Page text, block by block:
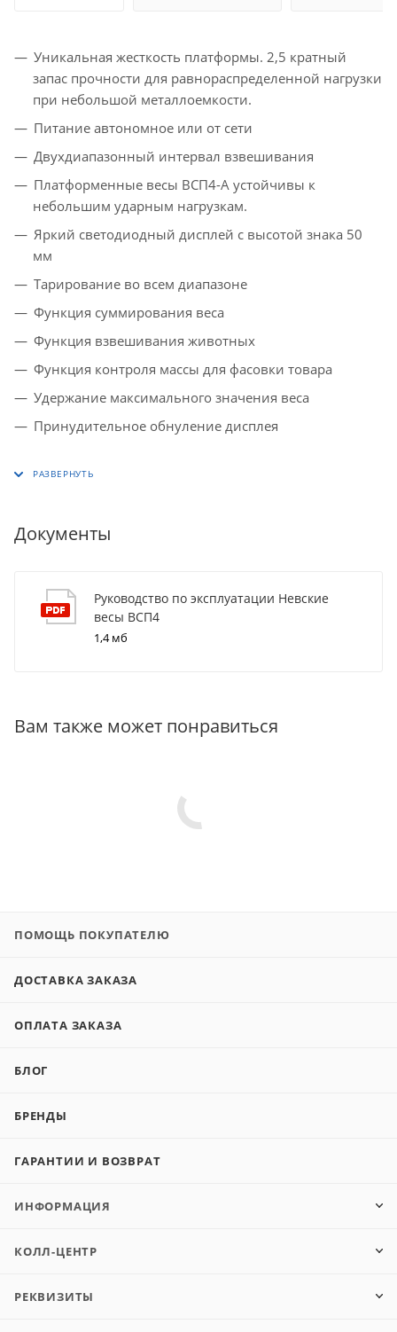
Уникальная жесткость платформы. 2,5 кратный
запас прочности для равнораспределенной нагрузки
при небольшой металлоемкости.
Питание автономное или от сети
Двухдиапазонный интервал взвешивания
Платформенные весы ВСП4-А устойчивы к
небольшим ударным нагрузкам.
Яркий светодиодный дисплей с высотой знака 50
мм
Тарирование во всем диапазоне
Функция суммирования веса
Функция взвешивания животных
Функция контроля массы для фасовки товара
Удержание максимального значения веса
Принудительное обнуление дисплея
Документы
Руководство по эксплуатации Невские
весы ВСП4
1,4 мб
Вам также может понравиться
ПОМОЩЬ ПОКУПАТЕЛЮ
ДОСТАВКА ЗАКАЗА
ОПЛАТА ЗАКАЗА
БЛОГ
БРЕНДЫ
ГАРАНТИИ И ВОЗВРАТ
ИНФОРМАЦИЯ
КОЛЛ-ЦЕНТР
РЕКВИЗИТЫ